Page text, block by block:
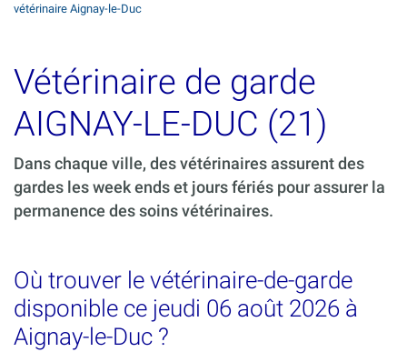
vétérinaire Aignay-le-Duc
Vétérinaire de garde
AIGNAY-LE-DUC (21)
Dans chaque ville, des vétérinaires assurent des
gardes les week ends et jours fériés pour assurer la
permanence des soins vétérinaires.
Où trouver le vétérinaire-de-garde
disponible ce jeudi 06 août 2026 à
Aignay-le-Duc ?